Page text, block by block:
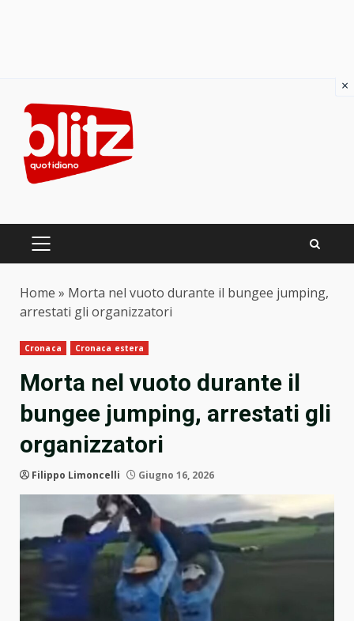
content
PRIMARY
Home » Morta nel vuoto durante il bungee jumping,
arrestati gli organizzatori
Cronaca Cronaca estera
Morta nel vuoto durante il
bungee jumping, arrestati gli
organizzatori
Filippo Limoncelli Giugno 16, 2026
×